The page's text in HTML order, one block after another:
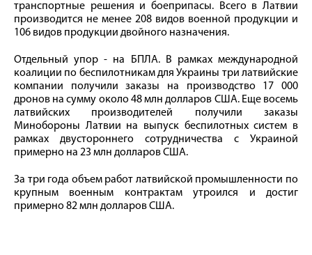
транспортные решения и боеприпасы. Всего в Латвии
производится не менее 208 видов военной продукции и
106 видов продукции двойного назначения.
Отдельный упор - на БПЛА. В рамках международной
коалиции по беспилотникам для Украины три латвийские
компании получили заказы на производство 17 000
дронов на сумму около 48 млн долларов США. Еще восемь
латвийских производителей получили заказы
Минобороны Латвии на выпуск беспилотных систем в
рамках двустороннего сотрудничества с Украиной
примерно на 23 млн долларов США.
За три года объем работ латвийской промышленности по
крупным военным контрактам утроился и достиг
примерно 82 млн долларов США.